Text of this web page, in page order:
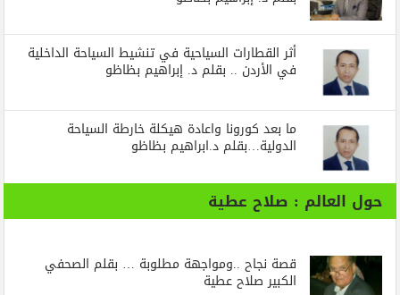
أثر القطارات السياحية في تنشيط السياحة الداخلية
في الأردن .. بقلم د. إبراهيم بظاظو
ما بعد كورونا واعادة هيكلة خارطة السياحة
الدولية…بقلم د.ابراهيم بظاظو
حول العالم : صلاح عطية
قصة نجاح ..ومواجهة مطلوبة … بقلم الصحفي
الكبير صلاح عطية